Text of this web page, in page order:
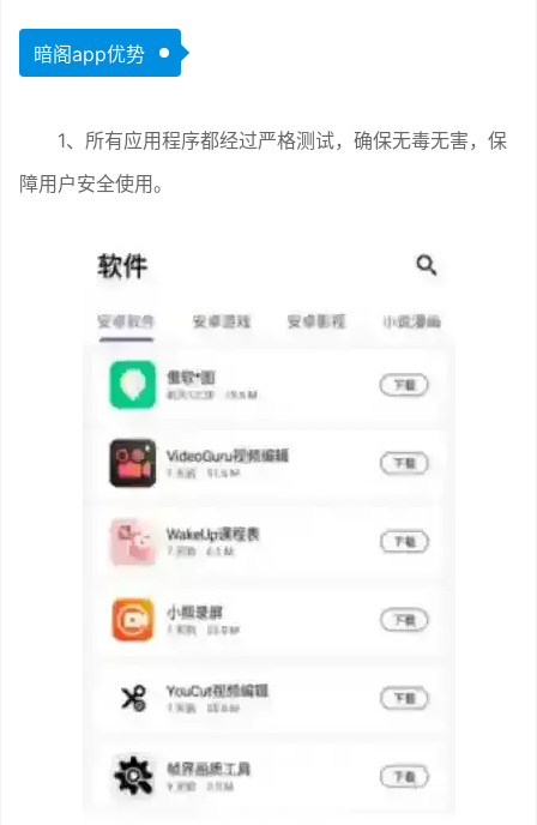
暗阁app优势
1、所有应用程序都经过严格测试，确保无毒无害，保
障用户安全使用。